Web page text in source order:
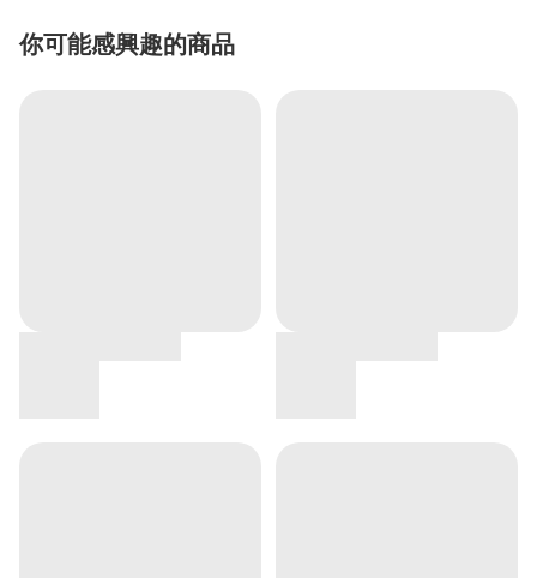
你可能感興趣的商品